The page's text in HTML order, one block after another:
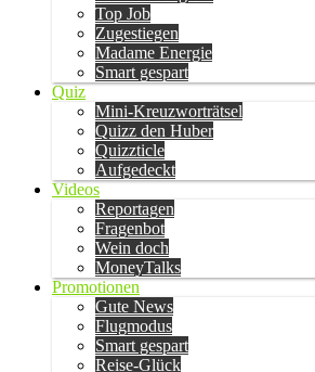
Top Job
Zugestiegen
Madame Energie
Smart gespart
Quiz
Mini-Kreuzworträtsel
Quizz den Huber
Quizzticle
Aufgedeckt
Videos
Reportagen
Fragenbot
Wein doch
MoneyTalks
Promotionen
Gute News
Flugmodus
Smart gespart
Reise-Glück